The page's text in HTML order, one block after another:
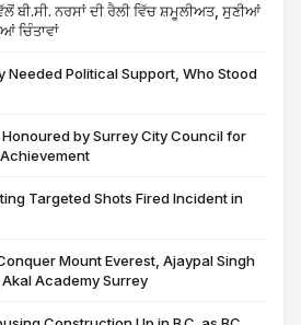
ਬੀ.ਸੀ. ਨਰਸਾਂ ਦੀ ਰੈਲੀ ਵਿੱਚ ਸ਼ਮੂਲੀਅਤ, ਸੁਣੀਆਂ
ਚਿੰਤਾਵਾਂ
Needed Political Support, Who Stood
by Surrey City Council for
Targeted Shots Fired Incident in
Mount Everest, Ajaypal Singh
Academy Surrey